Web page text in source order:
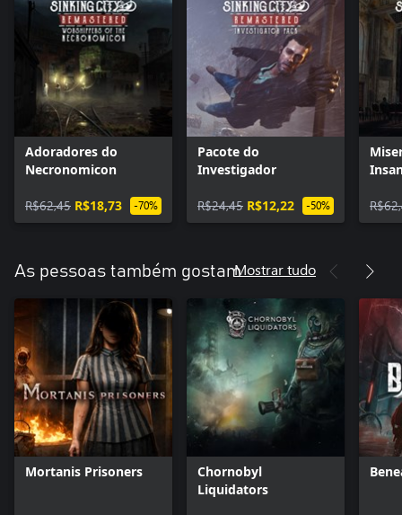
Adoradores do
Necronomicon
R$62,45 R$18,73 -70%
Pacote do
Investigador
R$24,45 R$12,22 -50%
As pessoas também gostamMostrar tudo
Mortanis Prisoners
Chornobyl
Liquidators